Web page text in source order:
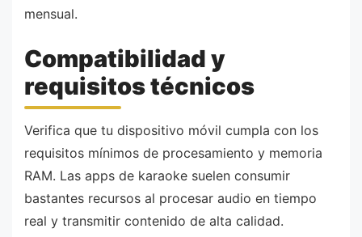
mensual.
Compatibilidad y
requisitos técnicos
Verifica que tu dispositivo móvil cumpla con los
requisitos mínimos de procesamiento y memoria
RAM. Las apps de karaoke suelen consumir
bastantes recursos al procesar audio en tiempo
real y transmitir contenido de alta calidad.